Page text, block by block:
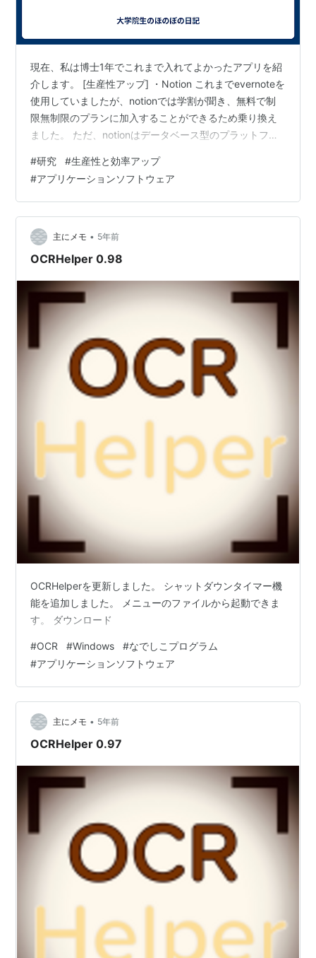
現在、私は博士1年でこれまで入れてよかったアプリを紹
介します。 [生産性アップ] ・Notion これまでevernoteを
使用していましたが、notionでは学割が聞き、無料で制
限無制限のプランに加入することができるため乗り換え
ました。 ただ、notionはデータベース型のプラットフォ
ています。 www.notion.so ・Sidekicks 最近使って、し
っくりきているブラウザアプリ。slackやgitなどのブラウ
ザアプリを一元管理してくれて、アクセスが簡単に(通知
も来るのでブックマークよりいい)
www.meetsidekick.c…
#研究 #生産性と効率アップ
#アプリケーションソフトウェア
主にメモ • 5年前
OCRHelper 0.98
OCRHelperを更新しました。 シャットダウンタイマー機
能を追加しました。 メニューのファイルから起動できま
す。 ダウンロード
#OCR #Windows #なでしこプログラム
#アプリケーションソフトウェア
主にメモ • 5年前
OCRHelper 0.97